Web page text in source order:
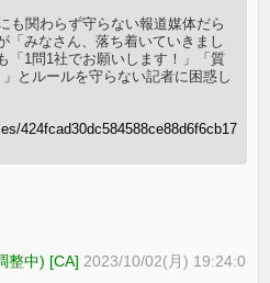
も関わらず守らない報道媒体だら
「みなさん、落ち着いていきまし
「1問1社でお願いします！」「質
とルールを守らない記者に困惑し
424fcad30dc584588ce88d6f6cb17
整中) [CA] 2023/10/02(月) 19:24:0